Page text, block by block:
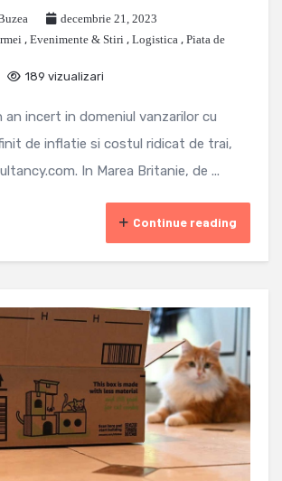
decembrie 21, 2023
, Evenimente & Stiri , Logistica , Piata de
189 vizualizari
incert in domeniul vanzarilor cu
de inflatie si costul ridicat de trai,
In Marea Britanie, de ...
Continue reading